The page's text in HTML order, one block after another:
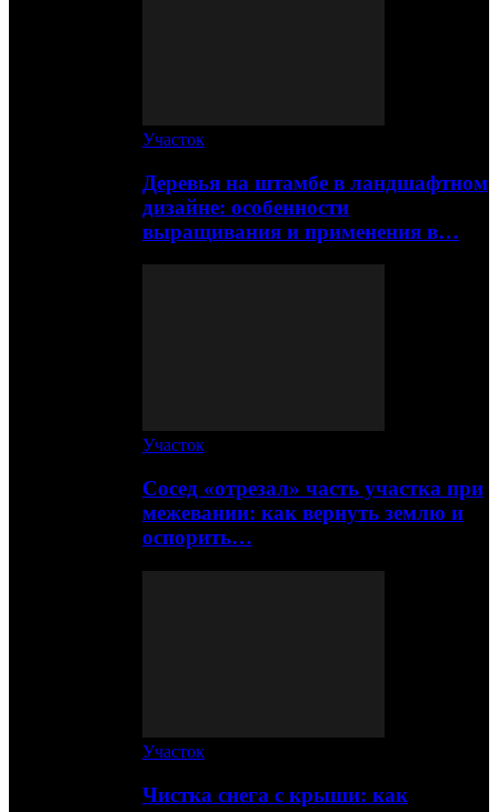
Участок
Деревья на штамбе в ландшафтном
дизайне: особенности
выращивания и применения в…
Участок
Сосед «отрезал» часть участка при
межевании: как вернуть землю и
оспорить…
Участок
Чистка снега с крыши: как